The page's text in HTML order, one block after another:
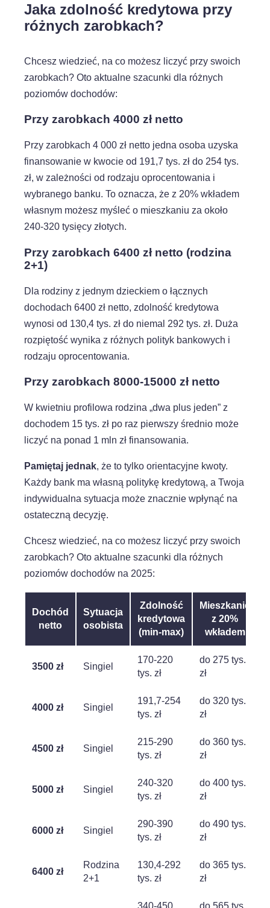
Jaka zdolność kredytowa przy
różnych zarobkach?
Chcesz wiedzieć, na co możesz liczyć przy swoich
zarobkach? Oto aktualne szacunki dla różnych
poziomów dochodów:
Przy zarobkach 4000 zł netto
Przy zarobkach 4 000 zł netto jedna osoba uzyska
finansowanie w kwocie od 191,7 tys. zł do 254 tys.
zł, w zależności od rodzaju oprocentowania i
wybranego banku. To oznacza, że z 20% wkładem
własnym możesz myśleć o mieszkaniu za około
240-320 tysięcy złotych.
Przy zarobkach 6400 zł netto (rodzina
2+1)
Dla rodziny z jednym dzieckiem o łącznych
dochodach 6400 zł netto, zdolność kredytowa
wynosi od 130,4 tys. zł do niemal 292 tys. zł. Duża
rozpiętość wynika z różnych polityk bankowych i
rodzaju oprocentowania.
Przy zarobkach 8000-15000 zł netto
W kwietniu profilowa rodzina „dwa plus jeden” z
dochodem 15 tys. zł po raz pierwszy średnio może
liczyć na ponad 1 mln zł finansowania.
Pamiętaj jednak, że to tylko orientacyjne kwoty.
Każdy bank ma własną politykę kredytową, a Twoja
indywidualna sytuacja może znacznie wpłynąć na
ostateczną decyzję.
Chcesz wiedzieć, na co możesz liczyć przy swoich
zarobkach? Oto aktualne szacunki dla różnych
poziomów dochodów na 2025:
Dochód
netto
Sytuacja
osobista
Zdolność
kredytowa
(min-max)
Mieszkanie
z 20%
wkładem
3500 zł Singiel
170-220
tys. zł
do 275 tys.
zł
4000 zł Singiel
191,7-254
tys. zł
do 320 tys.
zł
4500 zł Singiel
215-290
tys. zł
do 360 tys.
zł
5000 zł Singiel
240-320
tys. zł
do 400 tys.
zł
6000 zł Singiel
290-390
tys. zł
do 490 tys.
zł
6400 zł
Rodzina
2+1
130,4-292
tys. zł
do 365 tys.
zł
340-450 do 565 tys.